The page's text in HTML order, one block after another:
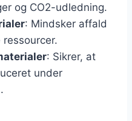
og CO2-udledning.
: Mindsker affald
: Sikrer, at
under